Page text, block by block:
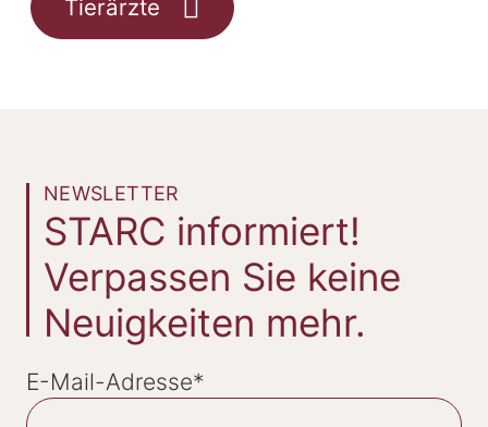
Tierärzte
NEWSLETTER
STARC informiert!
Verpassen Sie keine
Neuigkeiten mehr.
E-Mail-Adresse*